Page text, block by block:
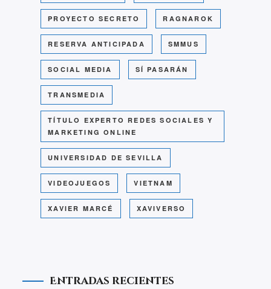
PROYECTO SECRETO RAGNAROK
RESERVA ANTICIPADA SMMUS
SOCIAL MEDIA SÍ PASARÁN
TRANSMEDIA
TÍTULO EXPERTO REDES SOCIALES Y
MARKETING ONLINE
UNIVERSIDAD DE SEVILLA
VIDEOJUEGOS VIETNAM
XAVIER MARCÉ XAVIVERSO
Entradas recientes